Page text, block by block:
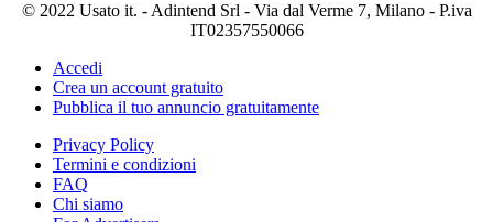
© 2022 Usato it. - Adintend Srl - Via dal Verme 7, Milano - P.iva
IT02357550066
Accedi
Crea un account gratuito
Pubblica il tuo annuncio gratuitamente
Privacy Policy
Termini e condizioni
FAQ
Chi siamo